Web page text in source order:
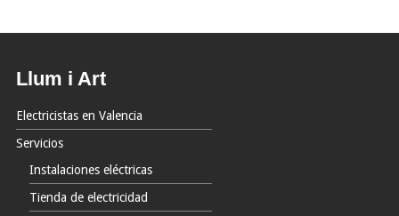
Llum i Art
Electricistas en Valencia
Servicios
Instalaciones eléctricas
Tienda de electricidad